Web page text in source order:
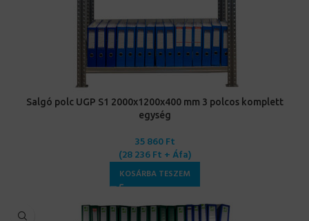
Salgó polc UGP S1 2000x1200x400 mm 3 polcos komplett
egység
35 860Ft
(28 236Ft + Áfa)
KOSÁRBA TESZEM